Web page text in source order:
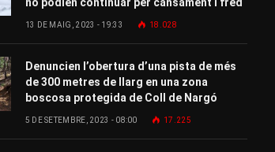
13 DE MAIG, 2023 - 19:33 18.028
Denuncien l’obertura d’una pista de més
de 300 metres de llarg en una zona
boscosa protegida de Coll de Nargó
5 DE SETEMBRE, 2023 - 08:00 17.225